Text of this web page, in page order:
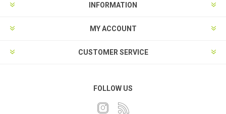
INFORMATION
MY ACCOUNT
CUSTOMER SERVICE
FOLLOW US